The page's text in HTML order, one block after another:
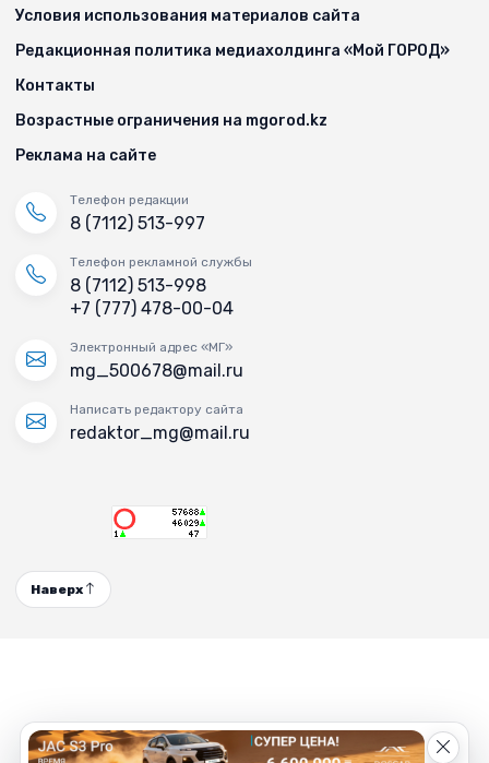
Условия использования материалов сайта
Редакционная политика медиахолдинга «Мой ГОРОД»
Контакты
Возрастные ограничения на mgorod.kz
Реклама на сайте
Телефон редакции
8 (7112) 513-997
Телефон рекламной службы
8 (7112) 513-998
+7 (777) 478-00-04
Электронный адрес «МГ»
mg_500678@mail.ru
Написать редактору сайта
redaktor_mg@mail.ru
Наверх